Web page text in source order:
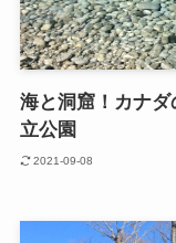
海と洞窟！カナ
立公園
2021-09-08